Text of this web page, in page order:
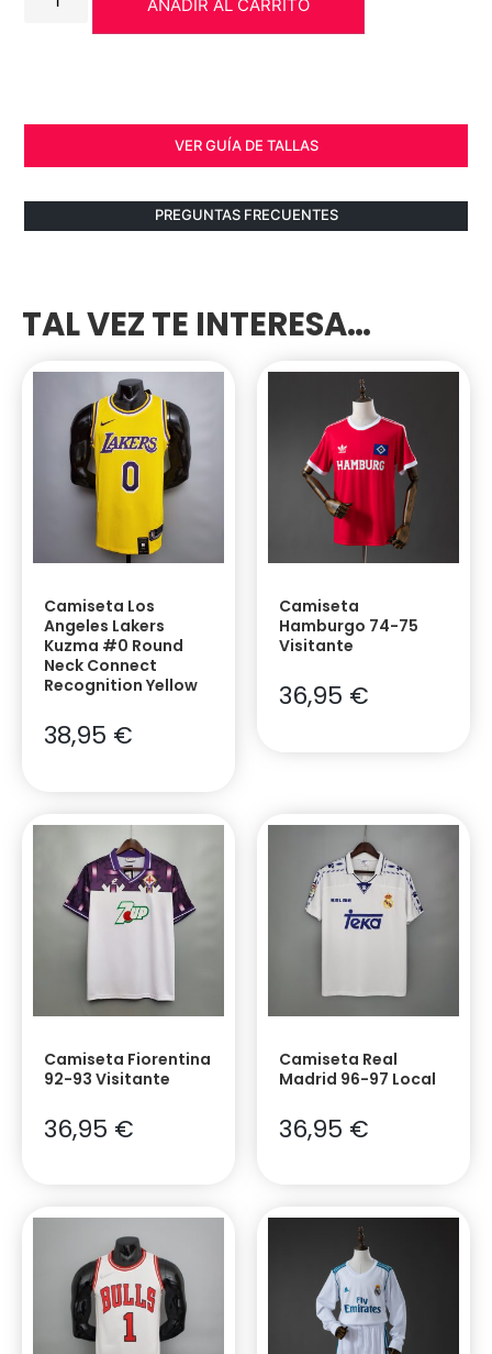
AÑADIR AL CARRITO
VER GUÍA DE TALLAS
PREGUNTAS FRECUENTES
TAL VEZ TE INTERESA…
Camiseta Los
Angeles Lakers
Kuzma #0 Round
Neck Connect
Recognition Yellow
38,95 €
Camiseta
Hamburgo 74-75
Visitante
36,95 €
Camiseta Fiorentina
92-93 Visitante
36,95 €
Camiseta Real
Madrid 96-97 Local
36,95 €